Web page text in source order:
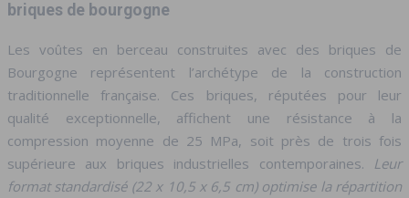
briques de bourgogne
Les voûtes en berceau construites avec des briques de
Bourgogne représentent l’archétype de la construction
traditionnelle française. Ces briques, réputées pour leur
qualité exceptionnelle, affichent une résistance à la
compression moyenne de 25 MPa, soit près de trois fois
supérieure aux briques industrielles contemporaines. Leur
format standardisé (22 x 10,5 x 6,5 cm) optimise la répartition